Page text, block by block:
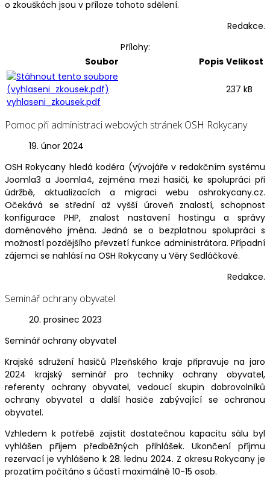
o zkouškách jsou v příloze tohoto sdělení.
Redakce.
Přílohy:
Soubor
Popis Velikost
vyhlaseni_zkousek.pdf
237 kB
Pomoc při administraci webových stránek OSH Rokycany
19. únor 2024
OSH Rokycany hledá kodéra (vývojáře v redakčním systému
Joomla3 a Joomla4, zejména mezi hasiči, ke spolupráci při
údržbě, aktualizacích a migraci webu oshrokycany.cz.
Očekává se střední až vyšší úroveň znalostí, schopnost
konfigurace PHP, znalost nastavení hostingu a správy
doménového jména. Jedná se o bezplatnou spolupráci s
možností pozdějšího převzetí funkce administrátora. Případní
zájemci se nahlásí na OSH Rokycany u Věry Sedláčkové.
Redakce.
Seminář ochrany obyvatel
20. prosinec 2023
Seminář ochrany obyvatel
Krajské sdružení hasičů Plzeňského kraje připravuje na jaro
2024 krajský seminář pro techniky ochrany obyvatel,
referenty ochrany obyvatel, vedoucí skupin dobrovolníků
ochrany obyvatel a další hasiče zabývající se ochranou
obyvatel.
Vzhledem k potřebě zajistit dostatečnou kapacitu sálu byl
vyhlášen příjem předběžných přihlášek. Ukončení příjmu
rezervací je vyhlášeno k 28. lednu 2024. Z okresu Rokycany je
prozatím počítáno s účastí maximálně 10-15 osob.